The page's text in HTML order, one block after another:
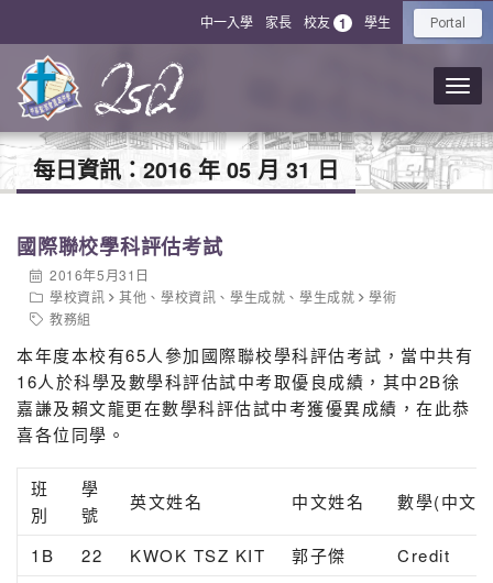
中一入學 家長 校友 1 學生 Portal
每日資訊： 2016 年 05 月 31 日
國際聯校學科評估考試
2016年5月31日
學校資訊
其他 、學校資訊 、學生成就 、學生成就
學術
教務組
本年度本校有65人參加國際聯校學科評估考試，當中共有
16人於科學及數學科評估試中考取優良成績，其中2B徐
嘉謙及賴文龍更在數學科評估試中考獲優異成績，在此恭
喜各位同學。
班
別
學
號
英文姓名 中文姓名 數學(中文)
1B 22 KWOK TSZ KIT 郭子傑 Credit